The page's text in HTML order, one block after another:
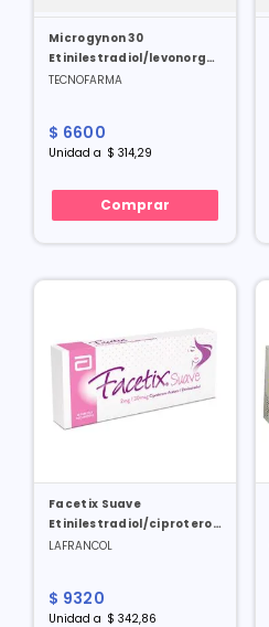
Microgynon 30
Etinilestradiol/levonorgestrel
0.03/0.15 Mcg X 21 Grag
TECNOFARMA
$ 6600
Unidad a $ 314,29
Comprar
Facetix Suave
Etinilestradiol/ciproterona
30/2.0 Mcg X 28 Tabl
LAFRANCOL
$ 9320
Unidad a $ 342,86